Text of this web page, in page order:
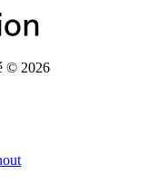
© 2026